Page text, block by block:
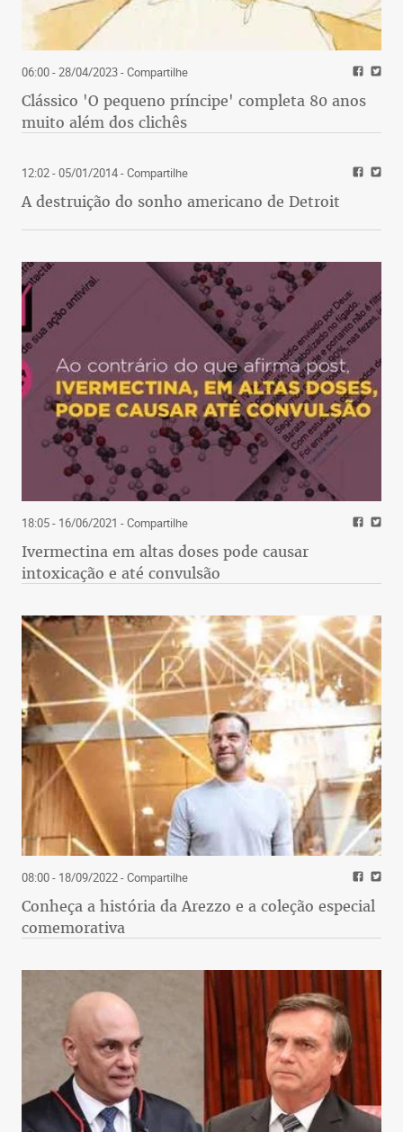
06:00 - 28/04/2023- Compartilhe
Clássico 'O pequeno príncipe' completa 80 anos
muito além dos clichês
12:02 - 05/01/2014- Compartilhe
A destruição do sonho americano de Detroit
18:05 - 16/06/2021 - Compartilhe
Ivermectina em altas doses pode causar
intoxicação e até convulsão
08:00 - 18/09/2022- Compartilhe
Conheça a história da Arezzo e a coleção especial
comemorativa